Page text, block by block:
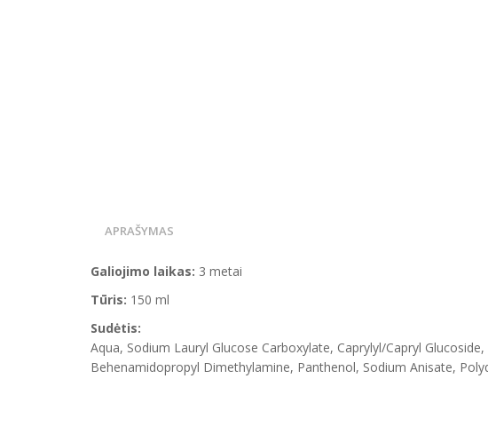
APRAŠYMAS
Galiojimo laikas: 3 metai
Tūris: 150 ml
Sudėtis:
Aqua, Sodium Lauryl Glucose Carboxylate, Caprylyl/Capryl
Behenamidopropyl Dimethylamine, Panthenol, Sodium Anisate,